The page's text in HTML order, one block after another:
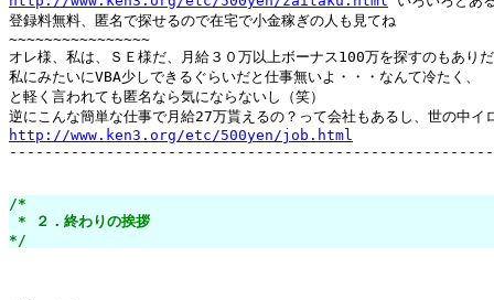
登録料無料、匿名で探せるので在宅で小金稼ぎの人も見てね
~~~~~~~~~~~~~~~~
オレ様、私は、ＳＥ様だ、月給３０万以上ボーナス100万を探すのもあり
私にみたいにVBA少しできるぐらいだと仕事無いよ・・・なんて冷たく、
と軽く言われても匿名なら気にならないし（笑）
http://www.ken3.org/etc/500yen/job.html
/*
* ２．終わりの挨拶
*/